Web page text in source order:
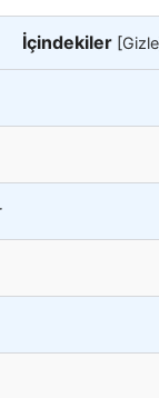
İçindekiler [Gizle